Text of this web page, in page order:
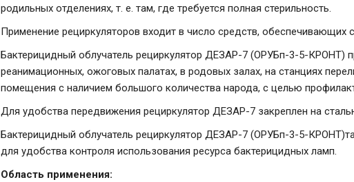
родильных отделениях, т. е. там, где требуется полная стерильность.
Применение рециркуляторов входит в число средств,
Бактерицидный облучатель рециркулятор ДЕЗАР-7 (ОРУБп-3-5-КРОНТ)
реанимационных, ожоговых палатах, в родовых залах, на станциях
помещения с наличием большого количества народа, с целью
Для удобства передвижения рециркулятор ДЕЗАР-7 закреплен на
Бактерицидный облучатель рециркулятор ДЕЗАР-7 (ОРУБп-3-5-
для удобства контроля использования ресурса бактерицидных ламп.
Область применения: